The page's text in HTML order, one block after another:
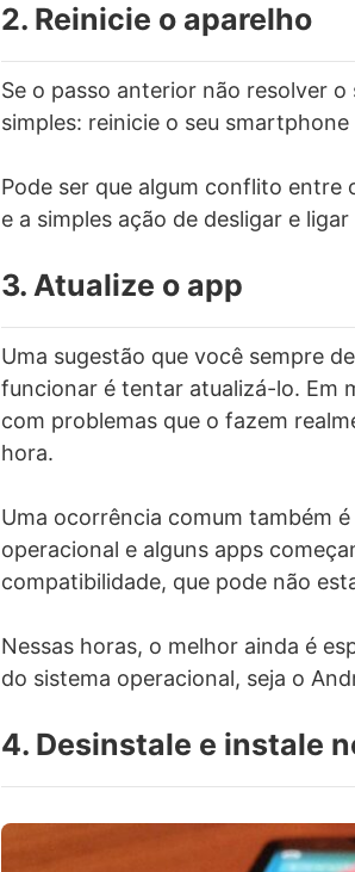
2. Reinicie o aparelho
Se o passo anterior não resolver
simples: reinicie o seu
Pode ser que algum conflito entre
e a simples ação de desligar e
3. Atualize o app
Uma sugestão que você sempre
funcionar é tentar atualizá-lo. Em
com problemas que o fazem
hora.
Uma ocorrência comum também
operacional e alguns apps
compatibilidade, que pode não
Nessas horas, o melhor ainda é
do sistema operacional, seja o
4. Desinstale e instale